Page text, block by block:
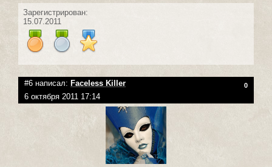
Зарегистрирован:
15.07.2011
#6 написал: Faceless Killer 0
6 октября 2011 17:14